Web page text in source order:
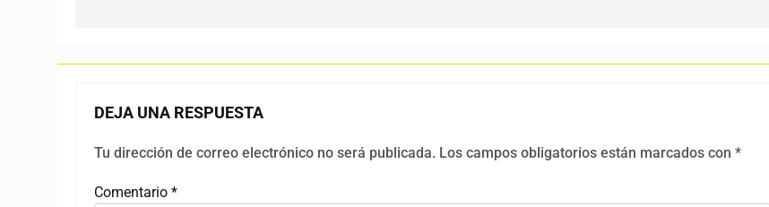
DEJA UNA RESPUESTA
Tu dirección de correo electrónico no será publicada. Los campos obligatorios están marcados con *
Comentario *